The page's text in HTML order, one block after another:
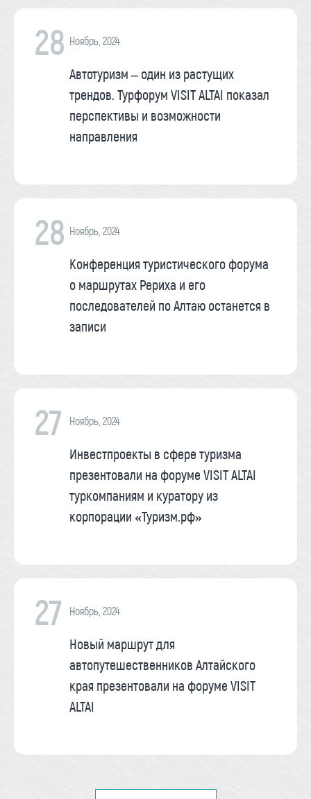
28 Ноябрь, 2024
Автотуризм – один из растущих
трендов. Турфорум VISIT ALTAI показал
перспективы и возможности
направления
28 Ноябрь, 2024
Конференция туристического форума
о маршрутах Рериха и его
последователей по Алтаю останется в
записи
27 Ноябрь, 2024
Инвестпроекты в сфере туризма
презентовали на форуме VISIT ALTAI
туркомпаниям и куратору из
корпорации «Туризм.рф»
27 Ноябрь, 2024
Новый маршрут для
автопутешественников Алтайского
края презентовали на форуме VISIT
ALTAI